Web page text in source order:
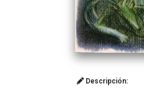
Descripción: